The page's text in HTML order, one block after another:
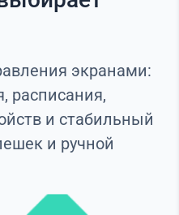
экранами:
расписания,
и стабильный
и ручной